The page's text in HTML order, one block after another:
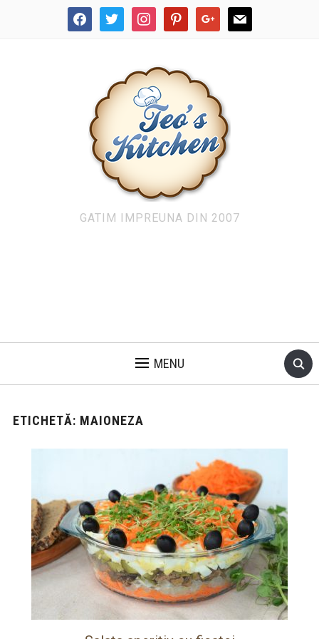
facebooktwitter instagrampinterestgoogle mail
GATIM IMPREUNA DIN 2007
MENU
ETICHETĂ: MAIONEZA